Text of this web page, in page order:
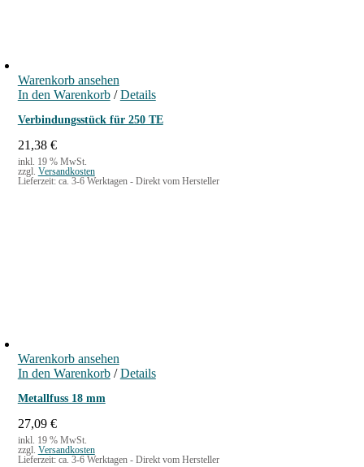
Warenkorb ansehen
In den Warenkorb / Details
Verbindungsstück für 250 TE
21,38 €
inkl. 19 % MwSt.
zzgl. Versandkosten
Lieferzeit: ca. 3-6 Werktagen - Direkt vom Hersteller
Warenkorb ansehen
In den Warenkorb / Details
Metallfuss 18 mm
27,09 €
inkl. 19 % MwSt.
zzgl. Versandkosten
Lieferzeit: ca. 3-6 Werktagen - Direkt vom Hersteller